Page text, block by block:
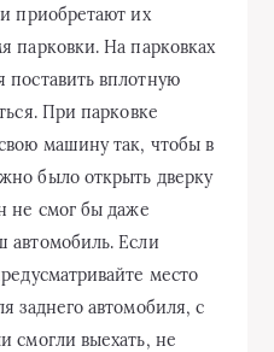
приобретают их
парковки. На парковках
поставить вплотную
При парковке
машину так, чтобы в
было открыть дверку
не смог бы даже
автомобиль. Если
место
заднего автомобиля, с
смогли выехать, не